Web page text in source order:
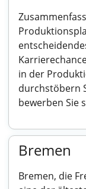
in der
durchstöbern
bewerben Sie
Bremen
Bremen, die